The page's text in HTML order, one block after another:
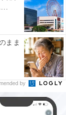
...
まま
by